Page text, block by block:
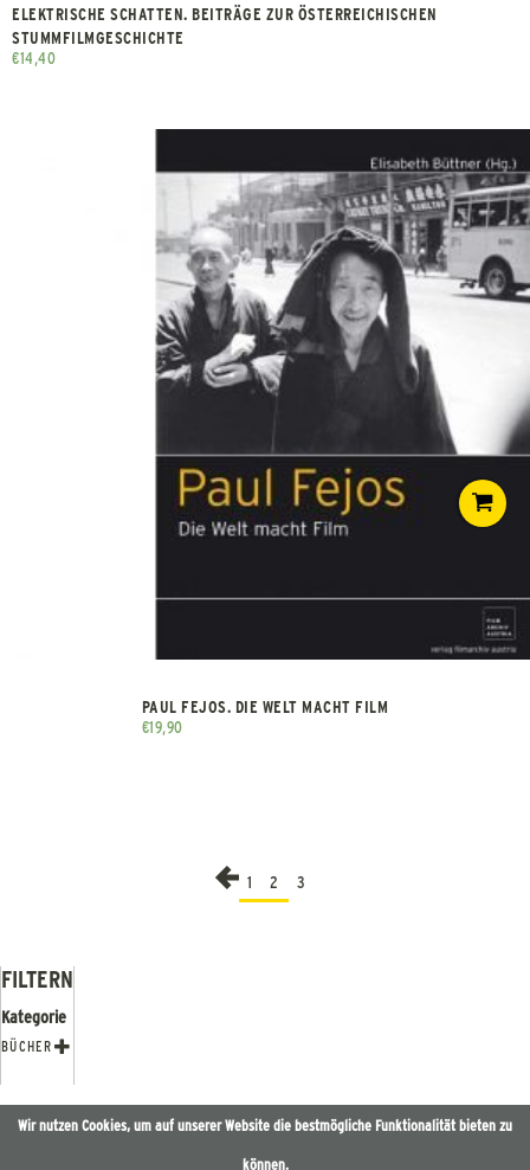
ELEKTRISCHE SCHATTEN. BEITRÄGE ZUR ÖSTERREICHISCHEN
STUMMFILMGESCHICHTE
€14,40
PAUL FEJOS. DIE WELT MACHT FILM
€19,90
← 1 2 3
FILTERN
Kategorie
BÜCHER 
Wir nutzen Cookies, um auf unserer Website die bestmögliche Funktionalität bieten zu
können.